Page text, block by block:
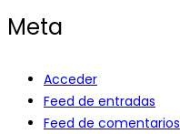
Meta
Acceder
Feed de entradas
Feed de comentarios